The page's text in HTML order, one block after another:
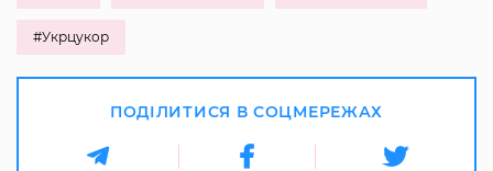
#Укрцукор
ПОДІЛИТИСЯ В СОЦМЕРЕЖАХ